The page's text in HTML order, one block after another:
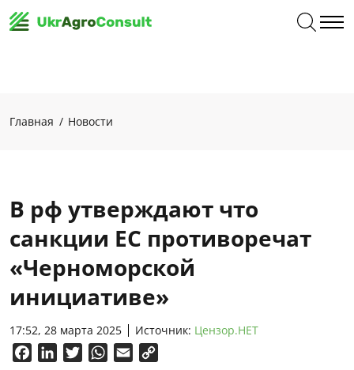
Главная Новости
В рф утверждают что
санкции ЕС противоречат
«Черноморской
инициативе»
17:52, 28 марта 2025 Источник: Цензор.НЕТ
FacebookLinkedInTwitterWhatsApp
Email